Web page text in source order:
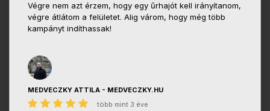
Végre nem azt érzem, hogy egy űrhajót kell irányítanom,
végre átlátom a felületet. Alig várom, hogy még több
kampányt indíthassak!
MEDVECZKY ATTILA - MEDVECZKY.HU
több mint 3 éve